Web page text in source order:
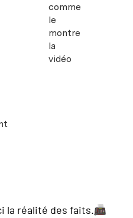
comme
le
montre
la
vidéo
la réalité des faits.